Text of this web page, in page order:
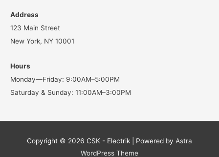
Address
123 Main Street
New York, NY 10001
Hours
Monday—Friday: 9:00AM–5:00PM
Saturday & Sunday: 11:00AM–3:00PM
Copyright © 2026 CSK - Electrik | Powered by Astra
WordPress Theme